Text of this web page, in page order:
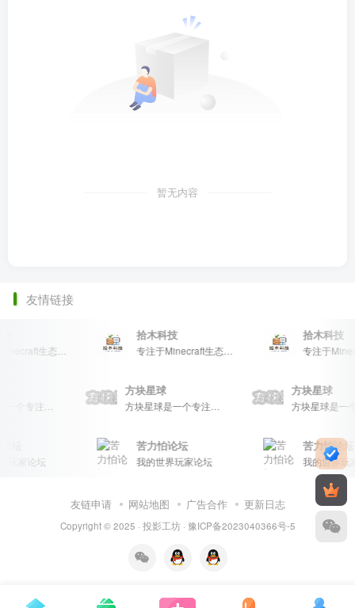
暂无内容
友情链接
专注于Minecraft生态建设
拾木科技
专注于Minecraft生态建设
拾木科技
方块星球是一个专注于我的世界的中文论坛，提供丰富的资源分享、玩家交流和创意展示，包括地图、皮肤、数据包等内容，打造Minecraft玩家的专属社区乐园！
方块星球
方块星球是一个专注于我的世界的中文论坛，提供丰富的资源分享、玩家交流和创意展示，包括地图、皮肤、数据包等内容，打造Minecraft玩家的专属社区乐园！
方块星球
玩家论坛
苦力怕论坛
我的世界玩家论坛
苦力怕论坛
我的世界玩
友链申请 网站地图 广告合作 更新日志
Copyright © 2025 · 投影工坊· 豫ICP备2023040366号-5